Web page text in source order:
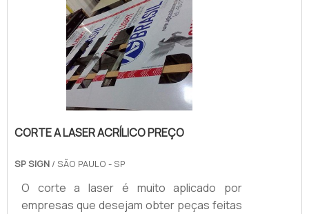
material correto de maneira eficaz, o
envelopamento pode ter sua durabilidade
aumentada, possibilitando o
envelopamento de diversos objetos de
CORTE A LASER ACRÍLICO PREÇO
SP SIGN / SÃO PAULO - SP
O corte a laser é muito aplicado por
empresas que desejam obter peças feitas